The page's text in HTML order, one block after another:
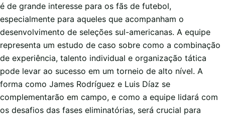
é de grande interesse para os fãs de futebol,
especialmente para aqueles que acompanham o
desenvolvimento de seleções sul-americanas. A equipe
representa um estudo de caso sobre como a combinação
de experiência, talento individual e organização tática
pode levar ao sucesso em um torneio de alto nível. A
forma como James Rodríguez e Luis Díaz se
complementarão em campo, e como a equipe lidará com
os desafios das fases eliminatórias, será crucial para